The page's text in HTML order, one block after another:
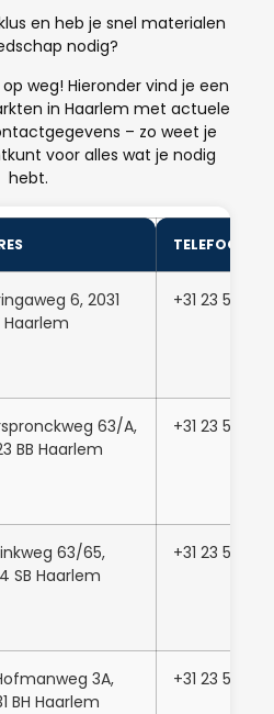
en heb je snel materialen
nodig?
weg! Hieronder vind je een
in Haarlem met actuele
– zo weet je
voor alles wat je nodig
hebt.
6, 2031
Haarlem
+31 23 542
63/A,
BB Haarlem
+31 23
63/65,
SB Haarlem
+31 23
3A,
BH Haarlem
+31 23